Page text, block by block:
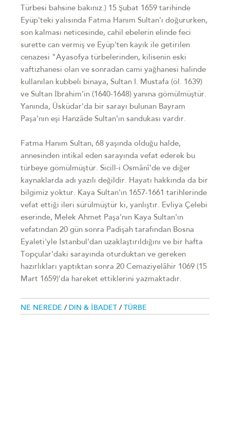
Türbesi bahsine bakınız.) 15 Şubat 1659 tarihinde
Eyüp'teki yalısında Fatma Hanım Sultan'ı doğururken,
son kalması neticesinde, cahil ebelerin elinde feci
surette can vermiş ve Eyüp'ten kayık ile getirilen
cenazesi "Ayasofya türbelerinden, kilisenin eski
vaftizhanesi olan ve sonradan cami yağhanesi halinde
kullanılan kubbeli binaya, Sultan I. Mustafa (öl. 1639)
ve Sultan İbrahim'in (1640-1648) yanına gömülmüştür.
Yanında, Üsküdar'da bir sarayı bulunan Bayram
Paşa'nın eşi Hanzâde Sultan'ın sandukası vardır.
Fatma Hanım Sultan, 68 yaşında olduğu halde,
annesinden intikal eden sarayında vefat ederek bu
türbeye gömülmüştür. Sicill-i Osmânî'de ve diğer
kaynaklarda adı yazılı değildir. Hayatı hakkında da bir
bilgimiz yoktur. Kaya Sultan'ın 1657-1661 tarihlerinde
vefat ettiği ileri sürülmüştür ki, yanlıştır. Evliya Çelebi
eserinde, Melek Ahmet Paşa'nın Kaya Sultan'ın
vefatından 20 gün sonra Padişah tarafından Bosna
Eyaleti'yle İstanbul'dan uzaklaştırıldığını ve bir hafta
Topçular'daki sarayında oturduktan ve gereken
hazırlıkları yaptıktan sonra 20 Cemaziyelâhir 1069 (15
Mart 1659)'da hareket ettiklerini yazmaktadır.
NE NEREDE / DIN & İBADET / TÜRBE